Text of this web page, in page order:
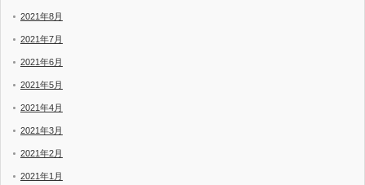
2021年8月
2021年7月
2021年6月
2021年5月
2021年4月
2021年3月
2021年2月
2021年1月